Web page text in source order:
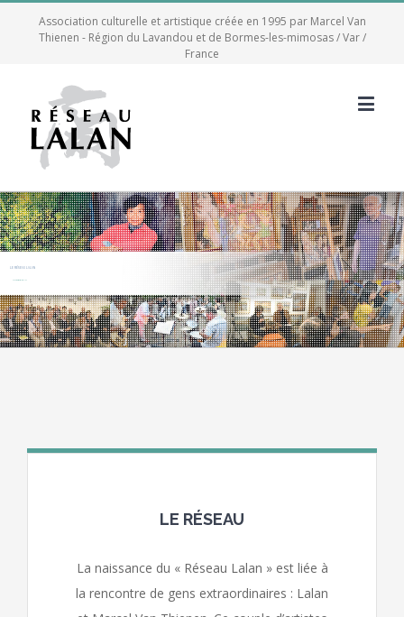
Association culturelle et artistique créée en 1995 par Marcel Van
Thienen - Région du Lavandou et de Bormes-les-mimosas / Var /
France
LE RÉSEAU LALAN
LE RÉSEAU
La naissance du « Réseau Lalan » est liée à
la rencontre de gens extraordinaires : Lalan